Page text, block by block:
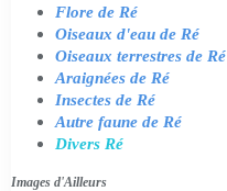
Flore de Ré
Oiseaux d'eau de Ré
Oiseaux terrestres de Ré
Araignées de Ré
Insectes de Ré
Autre faune de Ré
Divers Ré
Images d'Ailleurs